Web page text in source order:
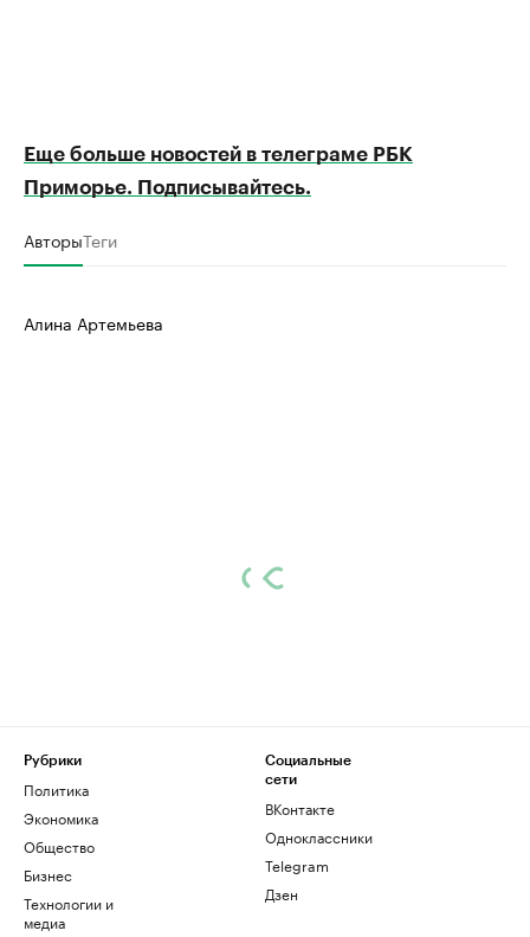
Еще больше новостей в телеграме РБК
Приморье. Подписывайтесь.
АвторыТеги
Алина Артемьева
Рубрики
Политика
Экономика
Общество
Бизнес
Технологии и
медиа
Социальные
сети
ВКонтакте
Одноклассники
Telegram
Дзен